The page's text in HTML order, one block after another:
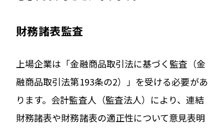
財務諸表監査
上場企業は「金融商品取引法に基づく監査（金
融商品取引法第193条の2）」を受ける必要があ
ります。会計監査人（監査法人）により、連結
財務諸表や財務諸表の適正性について意見表明